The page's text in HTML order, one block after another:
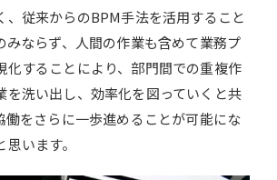
、従来からのBPM手法を活用すること
みならず、人間の作業も含めて業務プ
化することにより、部門間での重複作
を洗い出し、効率化を図っていくと共
働をさらに一歩進めることが可能にな
います。